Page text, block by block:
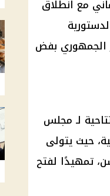
المشهد البرلماني مع انطلاق
الجمهوري بفض
لـ مجلس
حيث يتولى
تمهيدًا لفتح